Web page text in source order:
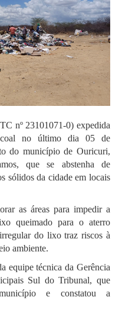
nº 23101071-0) expedida
no último dia 05 de
do município de Ouricuri,
que se abstenha de
sólidos da cidade em locais
as áreas para impedir a
queimado para o aterro
do lixo traz riscos à
ambiente.
equipe técnica da Gerência
Sul do Tribunal, que
e constatou a